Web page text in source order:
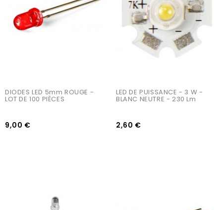
DIODES LED 5mm ROUGE -
LOT DE 100 PIÈCES
9,00 €
LED DE PUISSANCE - 3 W -
BLANC NEUTRE - 230 Lm
2,60 €